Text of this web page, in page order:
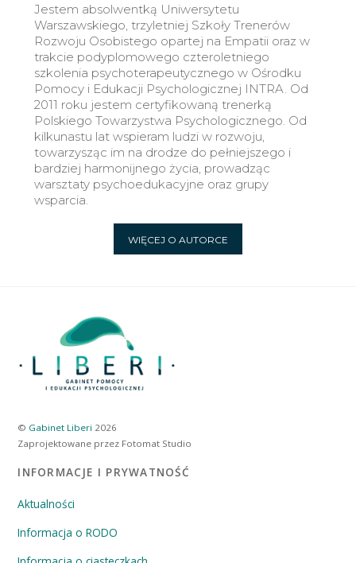
Jestem absolwentką Uniwersytetu
Warszawskiego, trzyletniej Szkoły Trenerów
Rozwoju Osobistego opartej na Empatii oraz w
trakcie podyplomowego czteroletniego
szkolenia psychoterapeutycznego w Ośrodku
Pomocy i Edukacji Psychologicznej INTRA. Od
2011 roku jestem certyfikowaną trenerką
Polskiego Towarzystwa Psychologicznego. Od
kilkunastu lat wspieram ludzi w rozwoju,
towarzysząc im na drodze do pełniejszego i
bardziej harmonijnego życia, prowadząc
warsztaty psychoedukacyjne oraz grupy
wsparcia.
WIĘCEJ O AUTORCE
© Gabinet Liberi 2026
Zaprojektowane przez Fotomat Studio
INFORMACJE I PRYWATNOŚĆ
Aktualności
Informacja o RODO